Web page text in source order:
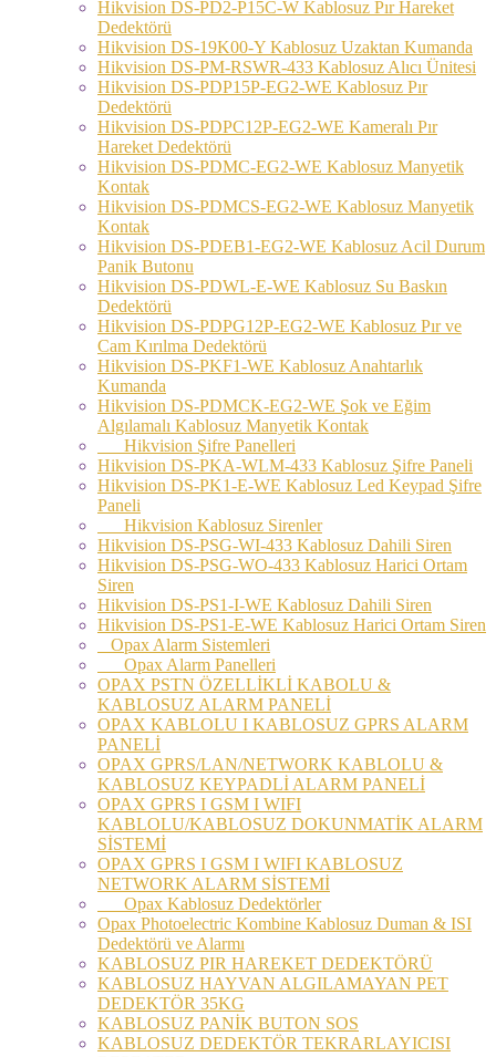
Hikvision DS-PD2-P15C-W Kablosuz Pır Hareket
Dedektörü
Hikvision DS-19K00-Y Kablosuz Uzaktan Kumanda
Hikvision DS-PM-RSWR-433 Kablosuz Alıcı Ünitesi
Hikvision DS-PDP15P-EG2-WE Kablosuz Pır
Dedektörü
Hikvision DS-PDPC12P-EG2-WE Kameralı Pır
Hareket Dedektörü
Hikvision DS-PDMC-EG2-WE Kablosuz Manyetik
Kontak
Hikvision DS-PDMCS-EG2-WE Kablosuz Manyetik
Kontak
Hikvision DS-PDEB1-EG2-WE Kablosuz Acil Durum
Panik Butonu
Hikvision DS-PDWL-E-WE Kablosuz Su Baskın
Dedektörü
Hikvision DS-PDPG12P-EG2-WE Kablosuz Pır ve
Cam Kırılma Dedektörü
Hikvision DS-PKF1-WE Kablosuz Anahtarlık
Kumanda
Hikvision DS-PDMCK-EG2-WE Şok ve Eğim
Algılamalı Kablosuz Manyetik Kontak
Hikvision Şifre Panelleri
Hikvision DS-PKA-WLM-433 Kablosuz Şifre Paneli
Hikvision DS-PK1-E-WE Kablosuz Led Keypad Şifre
Paneli
Hikvision Kablosuz Sirenler
Hikvision DS-PSG-WI-433 Kablosuz Dahili Siren
Hikvision DS-PSG-WO-433 Kablosuz Harici Ortam
Siren
Hikvision DS-PS1-I-WE Kablosuz Dahili Siren
Hikvision DS-PS1-E-WE Kablosuz Harici Ortam Siren
Opax Alarm Sistemleri
Opax Alarm Panelleri
OPAX PSTN ÖZELLİKLİ KABOLU &
KABLOSUZ ALARM PANELİ
OPAX KABLOLU I KABLOSUZ GPRS ALARM
PANELİ
OPAX GPRS/LAN/NETWORK KABLOLU &
KABLOSUZ KEYPADLİ ALARM PANELİ
OPAX GPRS I GSM I WIFI
KABLOLU/KABLOSUZ DOKUNMATİK ALARM
SİSTEMİ
OPAX GPRS I GSM I WIFI KABLOSUZ
NETWORK ALARM SİSTEMİ
Opax Kablosuz Dedektörler
Opax Photoelectric Kombine Kablosuz Duman & ISI
Dedektörü ve Alarmı
KABLOSUZ PIR HAREKET DEDEKTÖRÜ
KABLOSUZ HAYVAN ALGILAMAYAN PET
DEDEKTÖR 35KG
KABLOSUZ PANİK BUTON SOS
KABLOSUZ DEDEKTÖR TEKRARLAYICISI